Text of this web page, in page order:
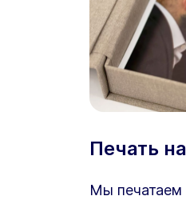
Печать
Мы